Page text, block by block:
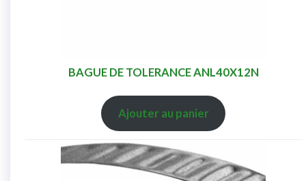
BAGUE DE TOLERANCE ANL40X12N
Ajouter au panier